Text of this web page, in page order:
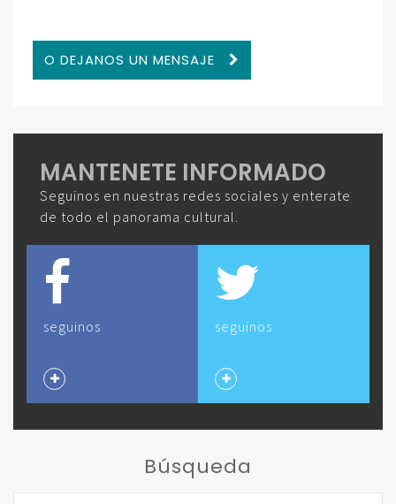
O DEJANOS UN MENSAJE
MANTENETE INFORMADO
Seguinos en nuestras redes sociales y enterate
de todo el panorama cultural.
seguinos seguinos
Búsqueda